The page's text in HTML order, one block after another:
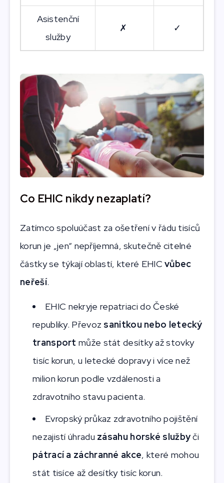
Asistenční
služby
✗ ✓
Co EHIC nikdy nezaplatí?
Zatímco spoluúčast za ošetření v řádu tisíců
korun je „jen“ nepříjemná, skutečně citelné
částky se týkají oblastí, které EHICvůbec
neřeší.
EHIC nekryje repatriaci do České
republiky. Převoz sanitkou nebo letecký
transportmůže stát desítky až stovky
tisíc korun, u letecké dopravy i více než
milion korun podle vzdálenosti a
zdravotního stavu pacienta.
Evropský průkaz zdravotního pojištění
nezajistí úhradu zásahu horské službyči
pátrací a záchranné akce, které mohou
stát tisíce až desítky tisíc korun.